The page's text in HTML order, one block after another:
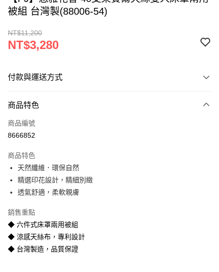
被組 台灣製(88006-54)
NT$11,200
NT$3,280
付款與運送方式
信用卡一次付款
LINE Pay
街口支付
悠遊付
全盈+PAY
AFTEE先享後付
相關說明
商品特色
商品編號
8666852
商品特色
天然纖維．環保自然
精選印花設計，精細別緻
透氣舒適，柔軟親膚
銷售重點
◆ 六件式床罩兩用被組
◆ 涼感天絲布，專利設計
◆ 台灣製造，品質保證